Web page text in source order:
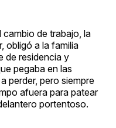
de trabajo, la
obligó a la familia
de residencia y
pegaba en las
perder, pero siempre
afuera para patear
portentoso.